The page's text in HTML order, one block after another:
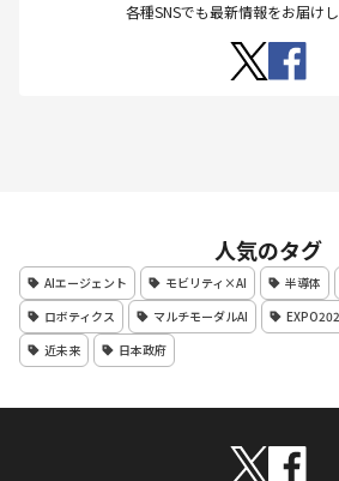
各種SNSでも最新情報をお届け
人気のタグ
AIエージェント モビリティ×AI 半導体
ロボティクス
マルチモーダルAI
近未来
日本政府